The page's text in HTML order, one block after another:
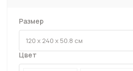
Размер
Цвет